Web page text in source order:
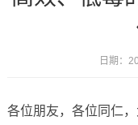
日期：
各位朋友，各位同仁，